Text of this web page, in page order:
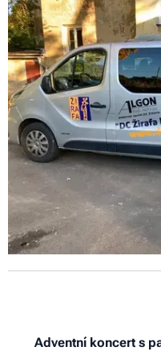
Adventní koncert s